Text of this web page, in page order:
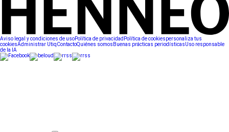
Aviso legal y condiciones de usoPolítica de privacidad Política de cookiespersonaliza tus
cookiesAdministrar UtiqContactoQuiénes somos Buenas prácticas periodísticasUso responsable
de la IA